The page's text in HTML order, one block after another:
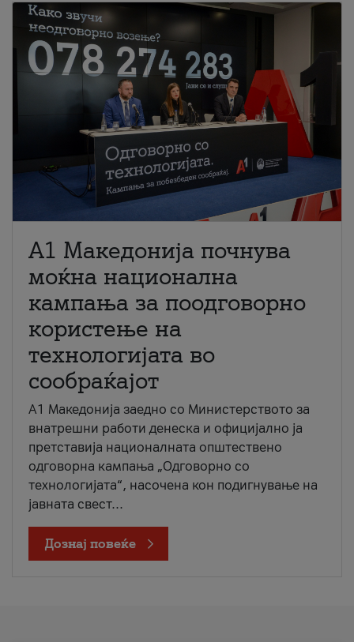
A1 Македонија почнува
моќна национална
кампања за поодговорно
користење на
технологијата во
сообраќајот
A1 Македонија заедно со Министерството за
внатрешни работи денеска и официјално ја
претставија националната општествено
одговорна кампања „Одговорно со
технологијата“, насочена кон подигнување на
јавната свест...
Дознај повеќе